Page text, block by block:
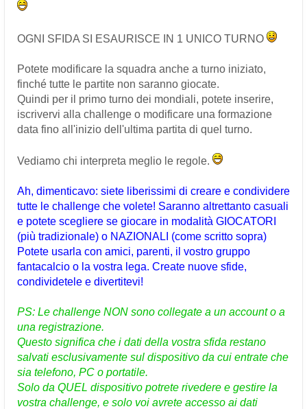
OGNI SFIDA SI ESAURISCE IN 1 UNICO TURNO
Potete modificare la squadra anche a turno iniziato,
finché tutte le partite non saranno giocate.
Quindi per il primo turno dei mondiali, potete inserire,
iscrivervi alla challenge o modificare una formazione
data fino all'inizio dell'ultima partita di quel turno.
Vediamo chi interpreta meglio le regole.
Ah, dimenticavo: siete liberissimi di creare e condividere
tutte le challenge che volete! Saranno altrettanto casuali
e potete scegliere se giocare in modalità GIOCATORI
(più tradizionale) o NAZIONALI (come scritto sopra)
Potete usarla con amici, parenti, il vostro gruppo
fantacalcio o la vostra lega. Create nuove sfide,
condividetele e divertitevi!
PS: Le challenge NON sono collegate a un account o a
una registrazione.
Questo significa che i dati della vostra sfida restano
salvati esclusivamente sul dispositivo da cui entrate che
sia telefono, PC o portatile.
Solo da QUEL dispositivo potrete rivedere e gestire la
vostra challenge, e solo voi avrete accesso ai dati